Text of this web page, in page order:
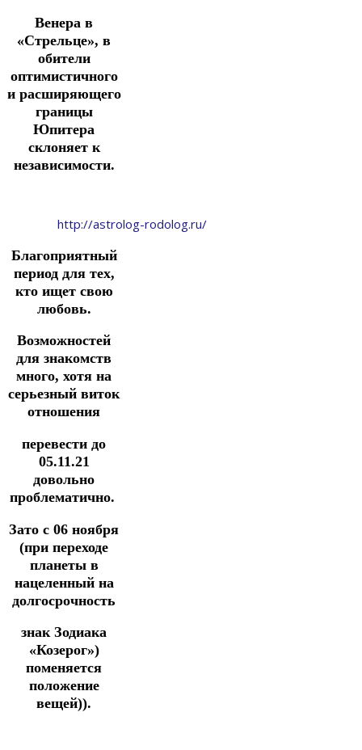
Венера в
«Стрельце», в
обители
оптимистичного
и расширяющего
границы
Юпитера
склоняет к
независимости.
http://astrolog-rodolog.ru/
Благоприятный
период для тех,
кто ищет свою
любовь.
Возможностей
для знакомств
много, хотя на
серьезный виток
отношения
перевести до
05.11.21
довольно
проблематично.
Зато с 06 ноября
(при переходе
планеты в
нацеленный на
долгосрочность
знак Зодиака
«Козерог»)
поменяется
положение
вещей)).